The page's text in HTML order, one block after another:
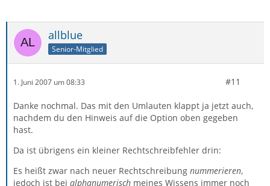
allblue
Senior-Mitglied
1. Juni 2007 um 08:33 #11
Danke nochmal. Das mit den Umlauten klappt ja jetzt auch,
nachdem du den Hinweis auf die Option oben gegeben
hast.
Da ist übrigens ein kleiner Rechtschreibfehler drin:
Es heißt zwar nach neuer Rechtschreibung nummerieren,
jedoch ist bei alphanumerisch meines Wissens immer noch